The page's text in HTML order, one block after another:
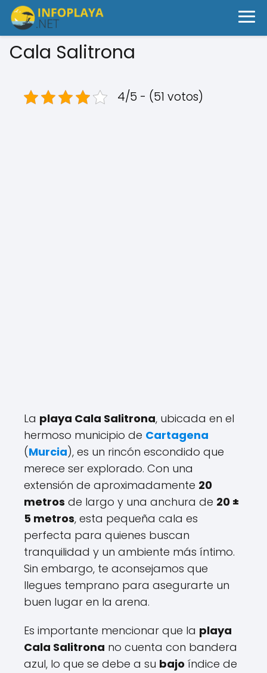
Cala Salitrona
4/5 - (51 votos)
La playa Cala Salitrona, ubicada en el
hermoso municipio de Cartagena
(Murcia), es un rincón escondido que
merece ser explorado. Con una
extensión de aproximadamente 20
metros de largo y una anchura de 20 ±
5 metros, esta pequeña cala es
perfecta para quienes buscan
tranquilidad y un ambiente más íntimo.
Sin embargo, te aconsejamos que
llegues temprano para asegurarte un
buen lugar en la arena.
Es importante mencionar que la playa
Cala Salitrona no cuenta con bandera
azul, lo que se debe a su bajo índice de